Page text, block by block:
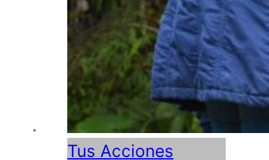
Tus Acciones